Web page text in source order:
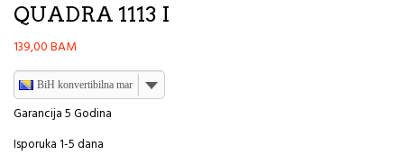
QUADRA 1113 I
139,00BAM
BiH konvertibilna marka
Garancija 5 Godina
Isporuka 1-5 dana